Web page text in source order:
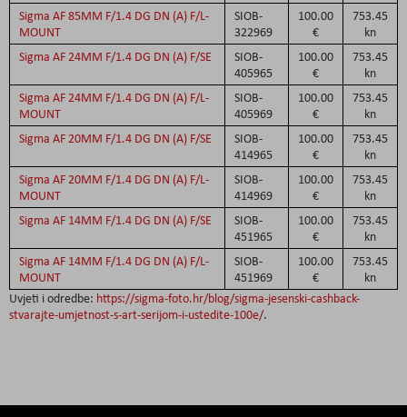
Sigma AF 85MM F/1.4 DG DN (A) F/L-
MOUNT
SIOB-
322969
100.00
€
753.45
kn
Sigma AF 24MM F/1.4 DG DN (A) F/SE
SIOB-
405965
100.00
€
753.45
kn
Sigma AF 24MM F/1.4 DG DN (A) F/L-
MOUNT
SIOB-
405969
100.00
€
753.45
kn
Sigma AF 20MM F/1.4 DG DN (A) F/SE
SIOB-
414965
100.00
€
753.45
kn
Sigma AF 20MM F/1.4 DG DN (A) F/L-
MOUNT
SIOB-
414969
100.00
€
753.45
kn
Sigma AF 14MM F/1.4 DG DN (A) F/SE
SIOB-
451965
100.00
€
753.45
kn
Sigma AF 14MM F/1.4 DG DN (A) F/L-
MOUNT
SIOB-
451969
100.00
€
753.45
kn
Uvjeti i odredbe: https://sigma-foto.hr/blog/sigma-jesenski-cashback-
stvarajte-umjetnost-s-art-serijom-i-ustedite-100e/.